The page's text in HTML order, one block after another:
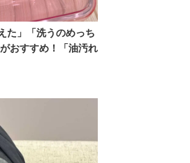
た」「洗うのめっち
おすすめ！「油汚れ